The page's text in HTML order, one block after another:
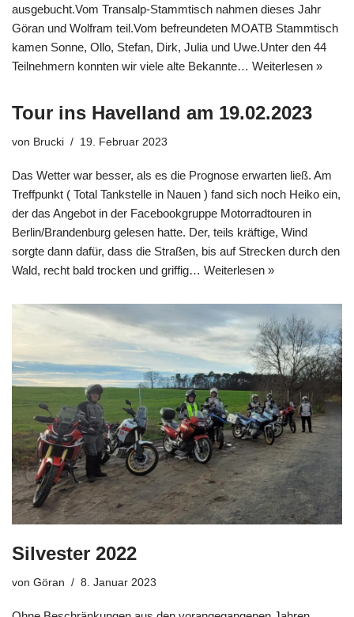
ausgebucht.Vom Transalp-Stammtisch nahmen dieses Jahr
Göran und Wolfram teil.Vom befreundeten MOATB Stammtisch
kamen Sonne, Ollo, Stefan, Dirk, Julia und Uwe.Unter den 44
Teilnehmern konnten wir viele alte Bekannte… Weiterlesen »
Tour ins Havelland am 19.02.2023
von Brucki 19. Februar 2023
Das Wetter war besser, als es die Prognose erwarten ließ. Am
Treffpunkt ( Total Tankstelle in Nauen ) fand sich noch Heiko ein,
der das Angebot in der Facebookgruppe Motorradtouren in
Berlin/Brandenburg gelesen hatte. Der, teils kräftige, Wind
sorgte dann dafür, dass die Straßen, bis auf Strecken durch den
Wald, recht bald trocken und griffig… Weiterlesen »
Silvester 2022
von Göran 8. Januar 2023